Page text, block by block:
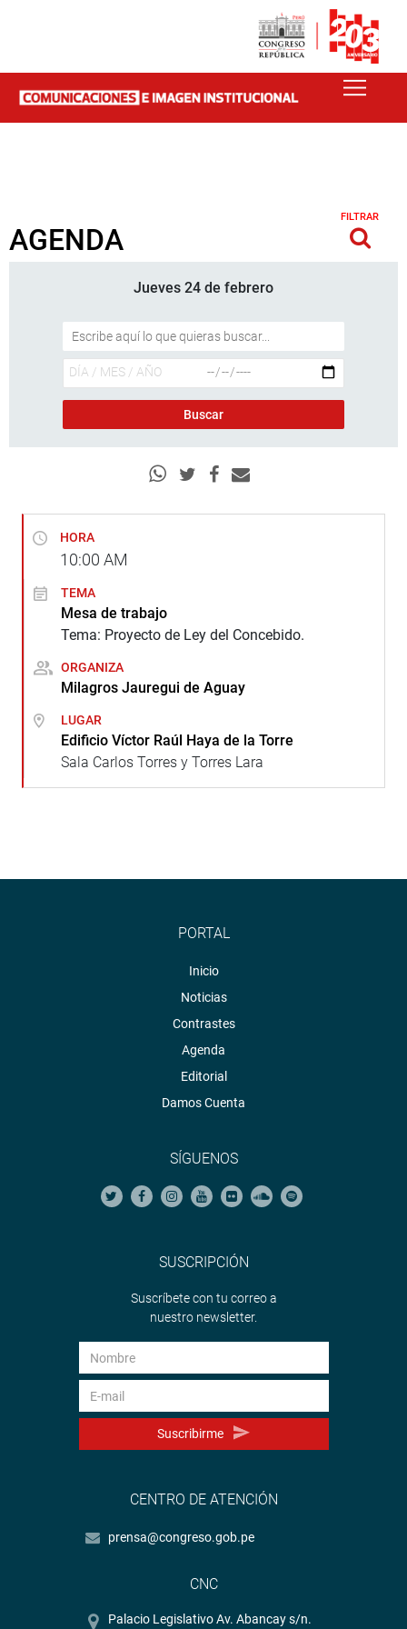
AGENDA
FILTRAR
Jueves 24 de febrero
HORA
10:00 AM
TEMA
Mesa de trabajo
Tema: Proyecto de Ley del Concebido.
ORGANIZA
Milagros Jauregui de Aguay
LUGAR
Edificio Víctor Raúl Haya de la Torre
Sala Carlos Torres y Torres Lara
PORTAL
Inicio
Noticias
Contrastes
Agenda
Editorial
Damos Cuenta
SÍGUENOS
SUSCRIPCIÓN
Suscríbete con tu correo a
nuestro newsletter.
Suscribirme
CENTRO DE ATENCIÓN
prensa@congreso.gob.pe
CNC
Palacio Legislativo Av. Abancay s/n.